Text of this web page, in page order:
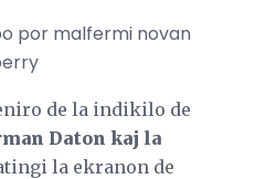
por malfermi novan
de la indikilo de
Daton kaj la
la ekranon de